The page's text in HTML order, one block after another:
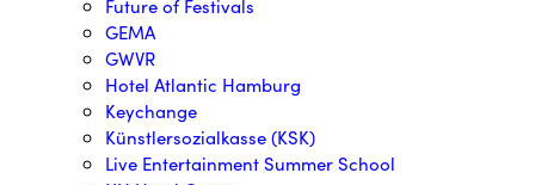
Future of Festivals
GEMA
GWVR
Hotel Atlantic Hamburg
Keychange
Künstlersozialkasse (KSK)
Live Entertainment Summer School